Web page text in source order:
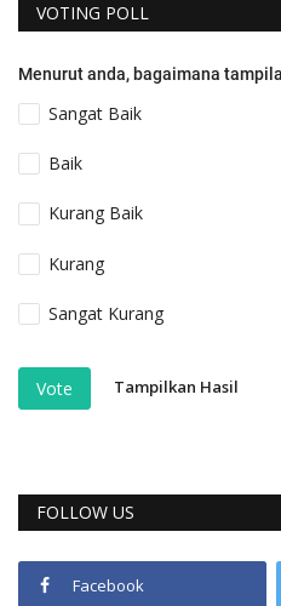
VOTING POLL
Menurut anda, bagaimana
Sangat Baik
Baik
Kurang Baik
Kurang
Sangat Kurang
Vote Tampilkan Hasil
FOLLOW US
Facebook